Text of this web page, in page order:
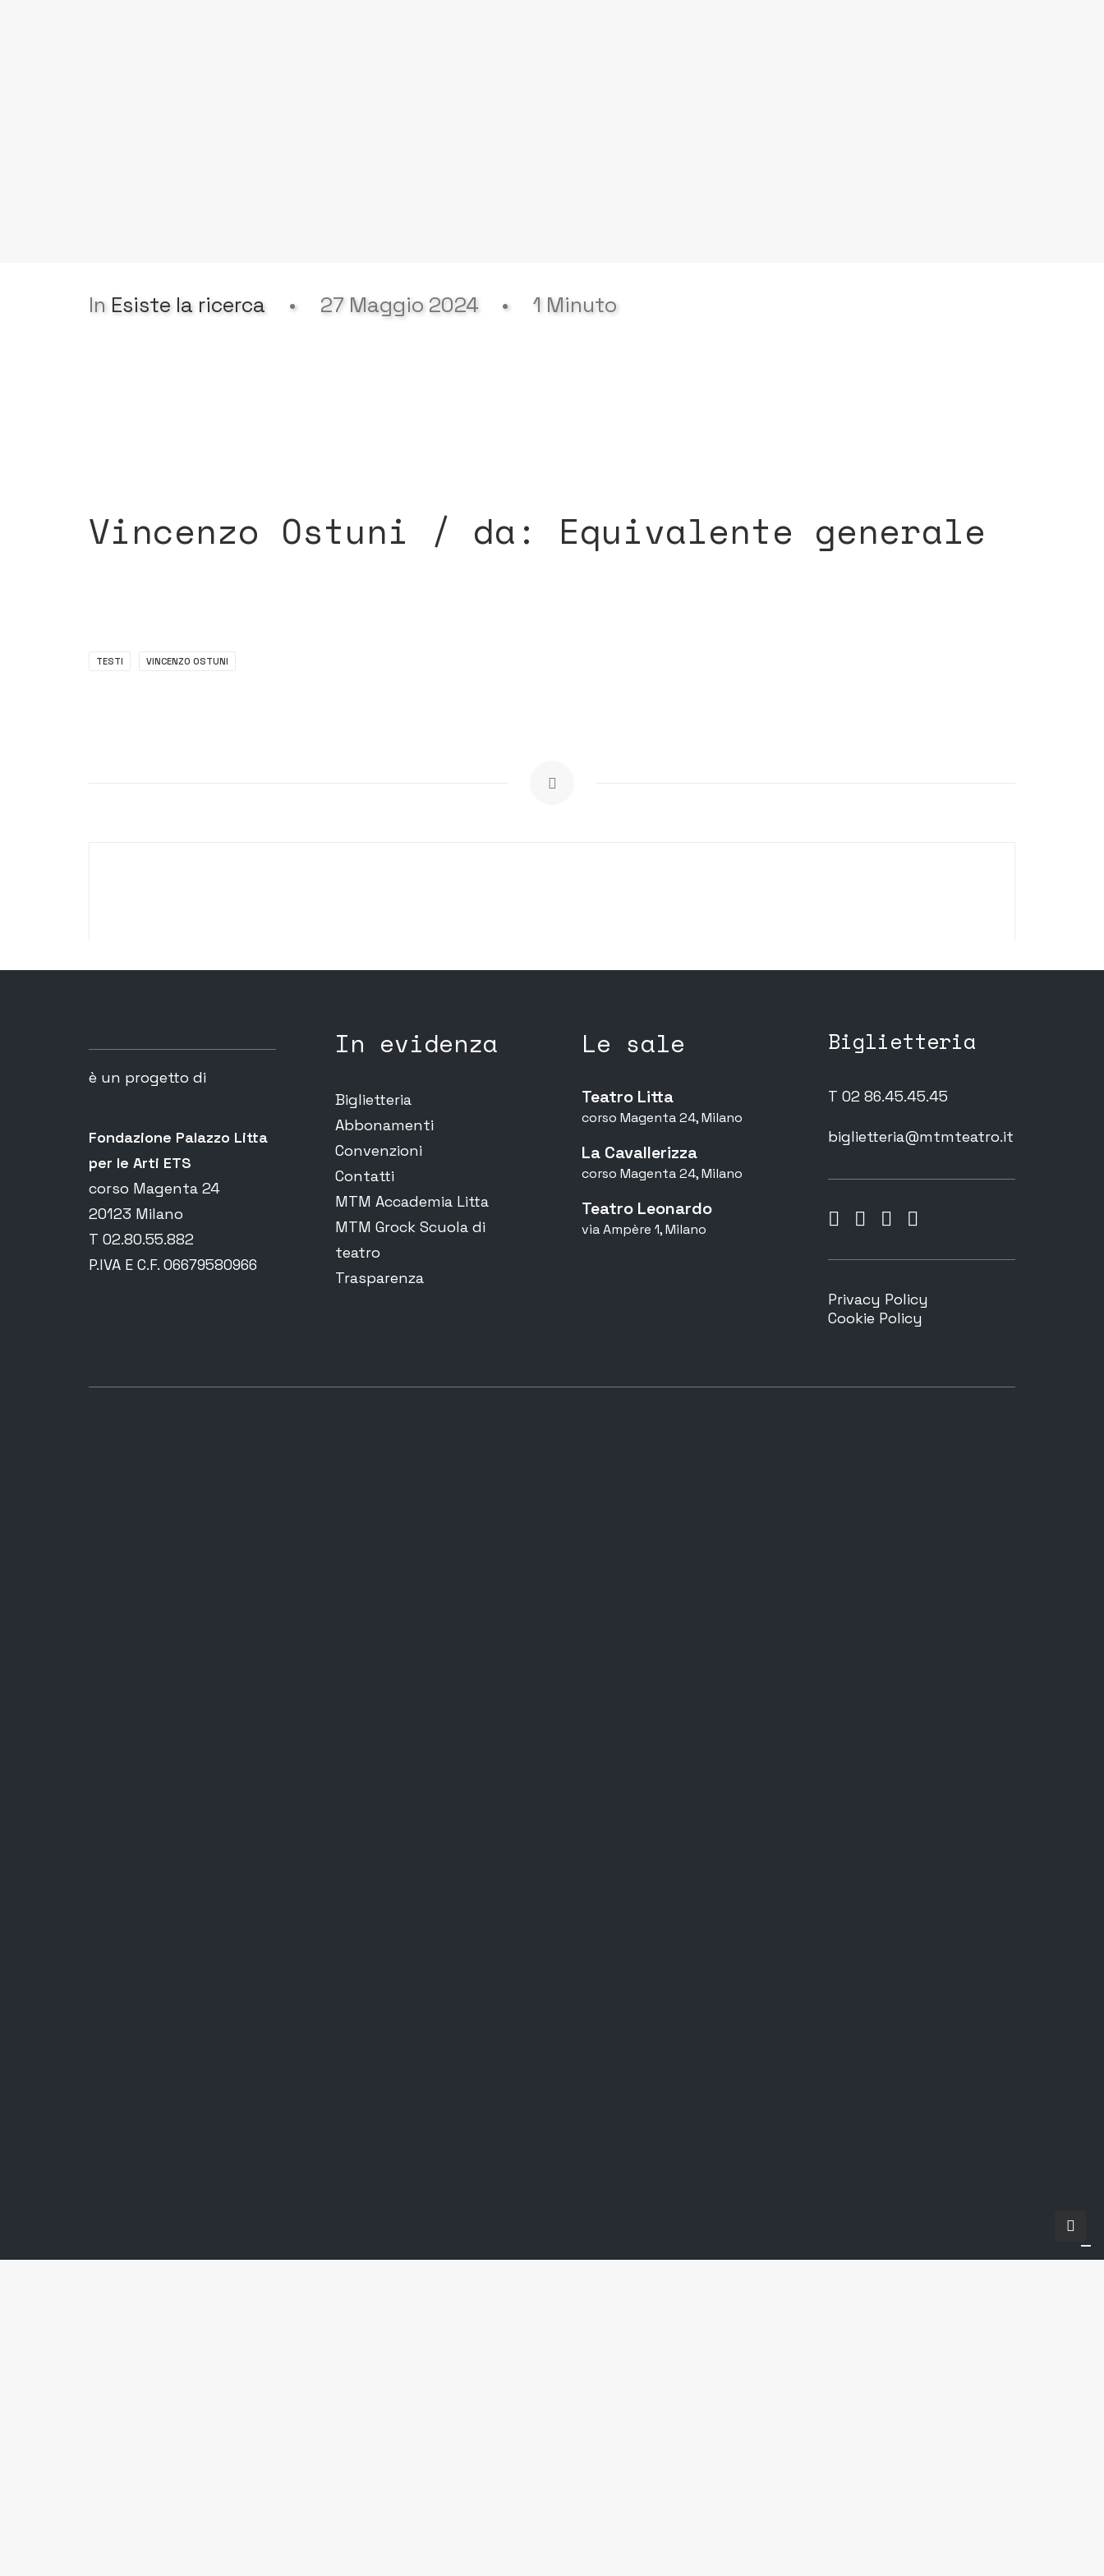
In Esiste la ricerca • 27 Maggio 2024 • 1 Minuto
Vincenzo Ostuni / da: Equivalente generale
TESTI VINCENZO OSTUNI
è un progetto di
Fondazione Palazzo Litta
per le Arti ETS
corso Magenta 24
20123 Milano
T 02.80.55.882
P.IVA E C.F. 06679580966
In evidenza
Biglietteria
Abbonamenti
Convenzioni
Contatti
MTM Accademia Litta
MTM Grock Scuola di
teatro
Trasparenza
Le sale
Teatro Litta
corso Magenta 24, Milano
La Cavallerizza
corso Magenta 24, Milano
Teatro Leonardo
via Ampère 1, Milano
Biglietteria
T 02 86.45.45.45
biglietteria@mtmteatro.it
Privacy Policy
Cookie Policy